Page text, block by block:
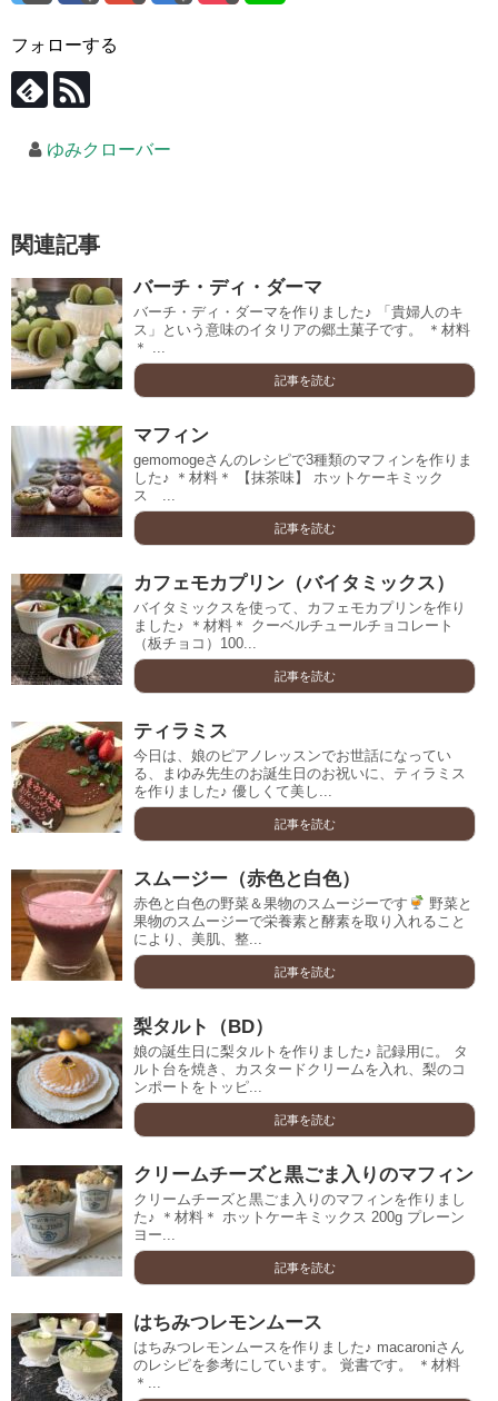
フォローする
ゆみクローバー
関連記事
バーチ・ディ・ダーマ
バーチ・ディ・ダーマを作りました♪ 「貴婦人のキ
ス」という意味のイタリアの郷土菓子です。 ＊材料
＊ ...
記事を読む
マフィン
gemomogeさんのレシピで3種類のマフィンを作りま
した♪ ＊材料＊ 【抹茶味】 ホットケーキミック
ス ...
記事を読む
カフェモカプリン（バイタミックス）
バイタミックスを使って、カフェモカプリンを作り
ました♪ ＊材料＊ クーベルチュールチョコレート
（板チョコ）100...
記事を読む
ティラミス
今日は、娘のピアノレッスンでお世話になってい
る、まゆみ先生のお誕生日のお祝いに、ティラミス
を作りました♪ 優しくて美し...
記事を読む
スムージー（赤色と白色）
赤色と白色の野菜＆果物のスムージーです
野菜と
果物のスムージーで栄養素と酵素を取り入れること
により、美肌、整...
記事を読む
梨タルト（BD）
娘の誕生日に梨タルトを作りました♪ 記録用に。 タ
ルト台を焼き、カスタードクリームを入れ、梨のコ
ンポートをトッピ...
記事を読む
クリームチーズと黒ごま入りのマフィン
クリームチーズと黒ごま入りのマフィンを作りまし
た♪ ＊材料＊ ホットケーキミックス 200g プレーン
ヨー...
記事を読む
はちみつレモンムース
はちみつレモンムースを作りました♪ macaroniさん
のレシピを参考にしています。 覚書です。 ＊材料
＊...